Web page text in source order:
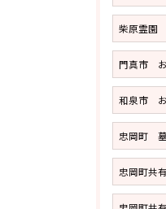
柴原霊園
門真市
和泉市
忠岡町
忠岡町共